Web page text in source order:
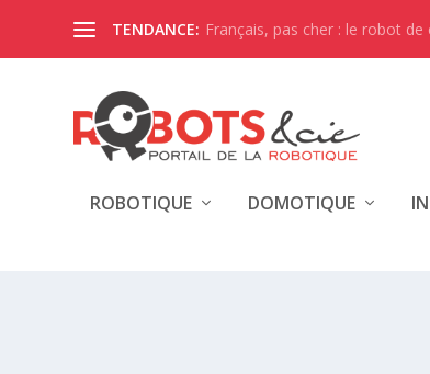
TENDANCE: Français, pas cher : le robot
ROBOTIQUE DOMOTIQUE